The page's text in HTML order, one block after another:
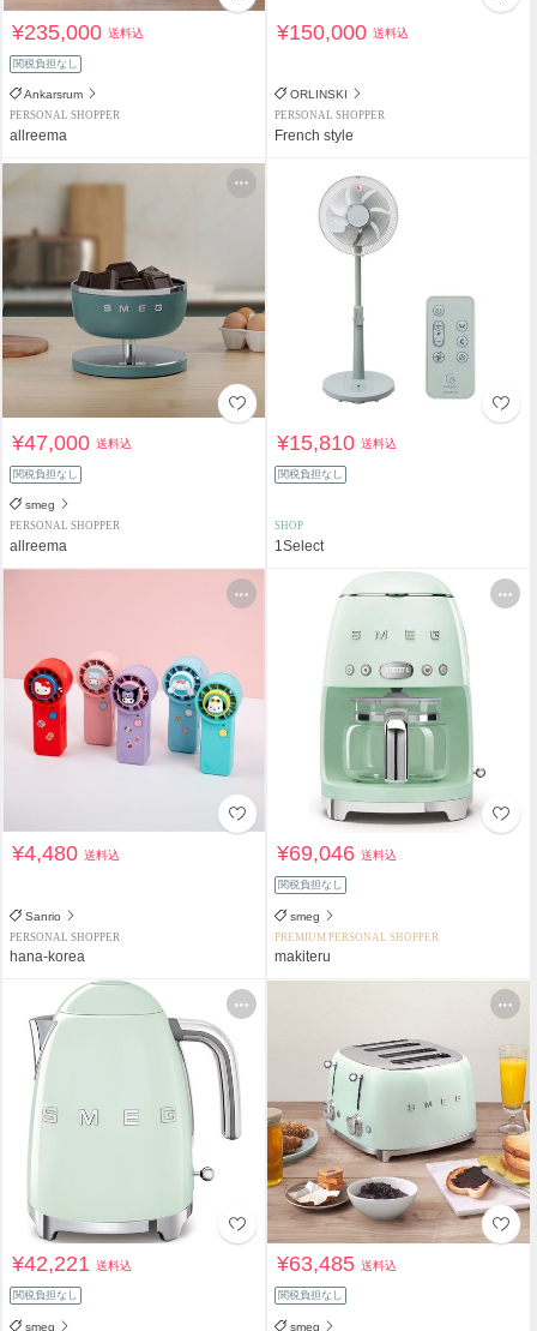
¥235,000送料込
関税負担なし
Ankarsrum
PERSONAL SHOPPER
allreema
¥150,000送料込
ORLINSKI
PERSONAL SHOPPER
French style
¥47,000送料込
関税負担なし
smeg
PERSONAL SHOPPER
allreema
¥15,810送料込
関税負担なし
SHOP
1Select
¥4,480送料込
Sanrio
PERSONAL SHOPPER
hana-korea
¥69,046送料込
関税負担なし
smeg
PREMIUM PERSONAL SHOPPER
makiteru
¥42,221送料込
関税負担なし
smeg
¥63,485送料込
関税負担なし
smeg